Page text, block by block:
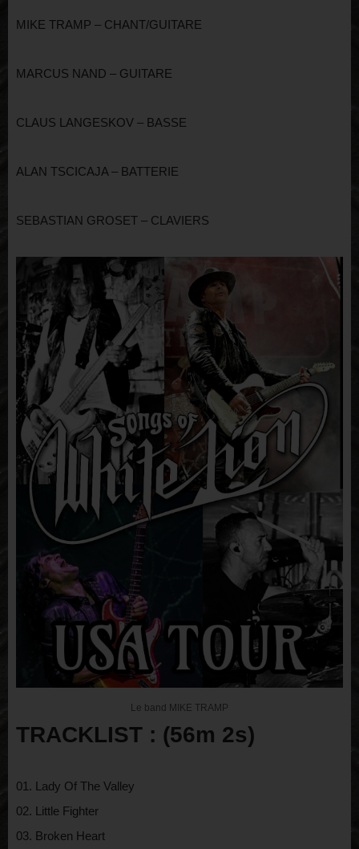
MIKE TRAMP – CHANT/GUITARE
MARCUS NAND – GUITARE
CLAUS LANGESKOV – BASSE
ALAN TSCICAJA – BATTERIE
SEBASTIAN GROSET – CLAVIERS
Le band MIKE TRAMP
TRACKLIST : (56m 2s)
01. Lady Of The Valley
02. Little Fighter
03. Broken Heart